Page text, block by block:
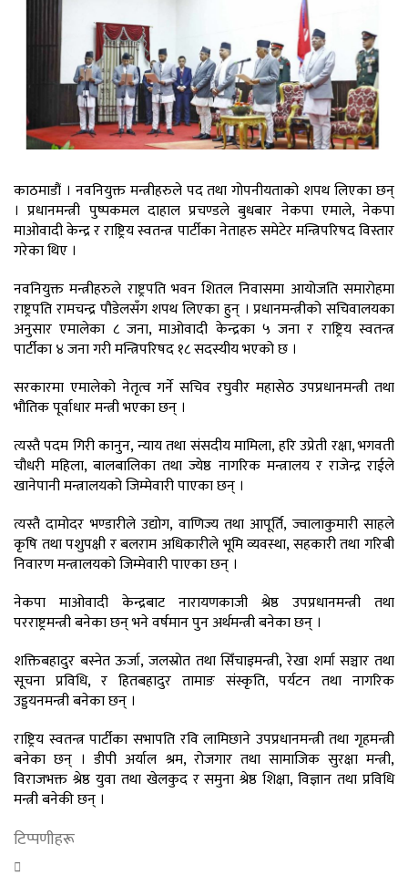
काठमाडौं । नवनियुक्त मन्त्रीहरुले पद तथा गोपनीयताको शपथ लिएका छन्
। प्रधानमन्त्री पुष्पकमल दाहाल प्रचण्डले बुधबार नेकपा एमाले, नेकपा
माओवादी केन्द्र र राष्ट्रिय स्वतन्त्र पार्टीका नेताहरु समेटेर मन्त्रिपरिषद विस्तार
गरेका थिए ।
नवनियुक्त मन्त्रीहरुले राष्ट्रपति भवन शितल निवासमा आयोजति समारोहमा
राष्ट्रपति रामचन्द्र पौडेलसँग शपथ लिएका हुन् । प्रधानमन्त्रीको सचिवालयका
अनुसार एमालेका ८ जना, माओवादी केन्द्रका ५ जना र राष्ट्रिय स्वतन्त्र
पार्टीका ४ जना गरी मन्त्रिपरिषद १८ सदस्यीय भएको छ ।
सरकारमा एमालेको नेतृत्व गर्ने सचिव रघुवीर महासेठ उपप्रधानमन्त्री तथा
भौतिक पूर्वाधार मन्त्री भएका छन् ।
त्यस्तै पदम गिरी कानुन, न्याय तथा संसदीय मामिला, हरि उप्रेती रक्षा, भगवती
चौधरी महिला, बालबालिका तथा ज्येष्ठ नागरिक मन्त्रालय र राजेन्द्र राईले
खानेपानी मन्त्रालयको जिम्मेवारी पाएका छन् ।
त्यस्तै दामोदर भण्डारीले उद्योग, वाणिज्य तथा आपूर्ति, ज्वालाकुमारी साहले
कृषि तथा पशुपक्षी र बलराम अधिकारीले भूमि व्यवस्था, सहकारी तथा गरिबी
निवारण मन्त्रालयको जिम्मेवारी पाएका छन् ।
नेकपा माओवादी केन्द्रबाट नारायणकाजी श्रेष्ठ उपप्रधानमन्त्री तथा
परराष्ट्रमन्त्री बनेका छन् भने वर्षमान पुन अर्थमन्त्री बनेका छन् ।
शक्तिबहादुर बस्नेत ऊर्जा, जलस्रोत तथा सिँचाइमन्त्री, रेखा शर्मा सञ्चार तथा
सूचना प्रविधि, र हितबहादुर तामाङ संस्कृति, पर्यटन तथा नागरिक
उड्डयनमन्त्री बनेका छन् ।
राष्ट्रिय स्वतन्त्र पार्टीका सभापति रवि लामिछाने उपप्रधानमन्त्री तथा गृहमन्त्री
बनेका छन् । डीपी अर्याल श्रम, रोजगार तथा सामाजिक सुरक्षा मन्त्री,
विराजभक्त श्रेष्ठ युवा तथा खेलकुद र समुना श्रेष्ठ शिक्षा, विज्ञान तथा प्रविधि
मन्त्री बनेकी छन् ।
टिप्पणीहरू